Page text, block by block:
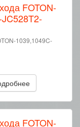
FOTON-
1039,1049C-
FOTON-